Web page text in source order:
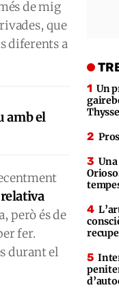
de mig
que
diferents a
amb el
però és de
fer.
durant el
Un